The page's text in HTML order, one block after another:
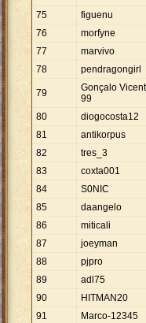
75
figuenu
76
morfyne
77
marvivo
78
pendragongirl
79
Gonçalo
99
80 diogocosta12
81
antikorpus
82
tres_3
83
coxta001
84
S0NIC
85
daangelo
86
miticali
87
joeyman
88
pjpro
89
adl75
90
HITMAN20
91
Marco-12345